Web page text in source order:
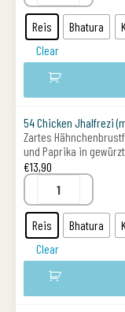
Reis Bhatura
Clear
54 Chicken Jhalfrezi
Zartes
und Paprika in
€13,90
Reis Bhatura
Clear